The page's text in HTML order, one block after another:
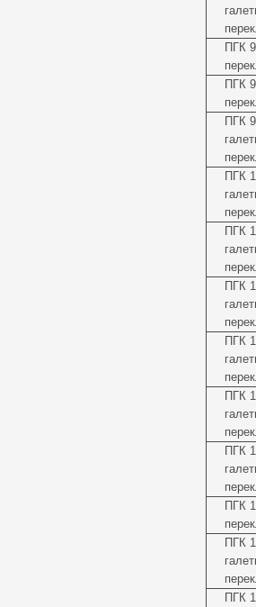
ПГК
ПГК
ПГК
ПГК
ПГК
ПГК
ПГК
ПГК
ПГК
ПГК
ПГК
ПГК